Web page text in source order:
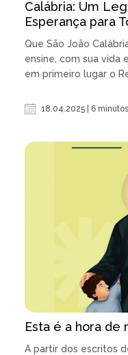
Calábria: Um
Esperança para
Que São João
ensine, com sua vida
em primeiro lugar o
18.04.2025 | 6
Esta é a hora de
A partir dos escritos